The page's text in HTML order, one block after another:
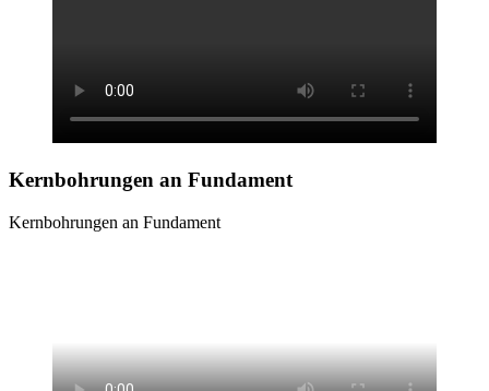
Kernbohrungen an Fundament
Kernbohrungen an Fundament